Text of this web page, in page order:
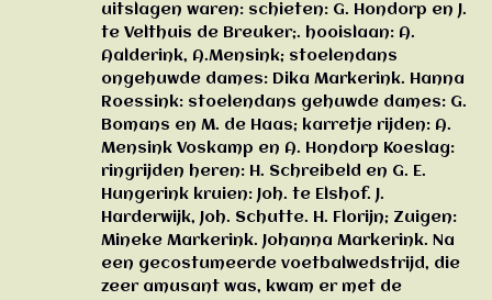
uitslagen waren: schieten: G. Hondorp en J.
te Velthuis de Breuker;. hooislaan: A.
Aalderink, A.Mensink; stoelendans
ongehuwde dames: Dika Markerink. Hanna
Roessink: stoelendans gehuwde dames: G.
Bomans en M. de Haas; karretje rijden: A.
Mensink Voskamp en A. Hondorp Koeslag:
ringrijden heren: H. Schreibeld en G. E.
Hungerink kruien: Joh. te Elshof. J.
Harderwijk, Joh. Schutte. H. Florijn; Zuigen:
Mineke Markerink. Johanna Markerink. Na
een gecostumeerde voetbalwedstrijd, die
zeer amusant was, kwam er met de